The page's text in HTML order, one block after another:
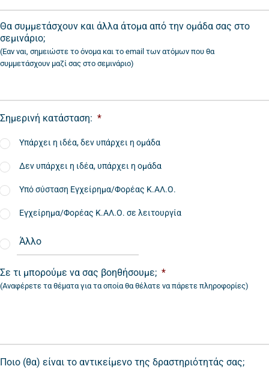
Θα συμμετάσχουν και άλλα άτομα από την ομάδα σας στο
σεμινάριο;
(Εαν ναι, σημειώστε το όνομα και το email των ατόμων που θα
συμμετάσχουν μαζί σας στο σεμινάριο)
Σημερινή κατάσταση: *
Υπάρχει η ιδέα, δεν υπάρχει η ομάδα
Δεν υπάρχει η ιδέα, υπάρχει η ομάδα
Υπό σύσταση Εγχείρημα/Φορέας Κ.ΑΛ.Ο.
Εγχείρημα/Φορέας Κ.ΑΛ.Ο. σε λειτουργία
Σε τι μπορούμε να σας βοηθήσουμε; *
(Αναφέρετε τα θέματα για τα οποία θα θέλατε να πάρετε πληροφορίες)
Ποιο (θα) είναι το αντικείμενο της δραστηριότητάς σας;